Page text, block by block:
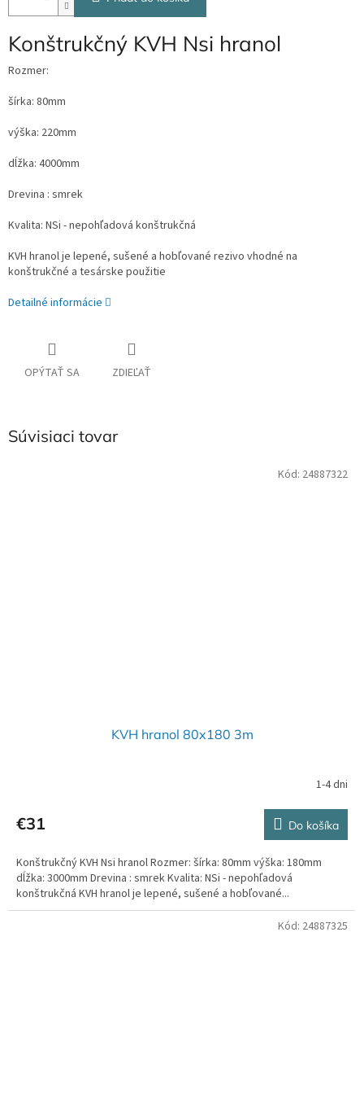
Konštrukčný KVH Nsi hranol
Rozmer:
šírka: 80mm
výška: 220mm
dĺžka: 4000mm
Drevina : smrek
Kvalita: NSi - nepohľadová konštrukčná
KVH hranol je lepené, sušené a hobľované rezivo vhodné na
konštrukčné a tesárske použitie
Detailné informácie
OPÝTAŤ SA ZDIEĽAŤ
Súvisiaci tovar
KVH hranol 80x180 3m
1-4 dni
€31 Do košíka
Konštrukčný KVH Nsi hranol Rozmer: šírka: 80mm výška: 180mm
dĺžka: 3000mm Drevina : smrek Kvalita: NSi - nepohľadová
konštrukčná KVH hranol je lepené, sušené a hobľované...
Kód: 24887322
Kód: 24887325